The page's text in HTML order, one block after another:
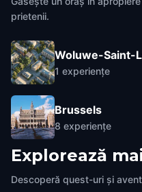
prietenii.
Woluwe-Saint-
1 experiențe
Brussels
8 experiențe
Explorează
Descoperă quest-uri și